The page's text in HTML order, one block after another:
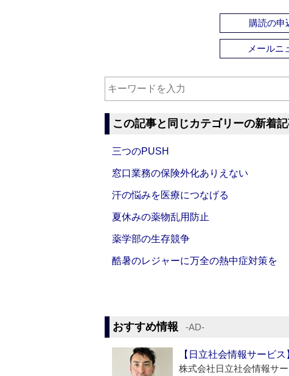
購読の申
メールニ
この記事と同じカテゴリーの新着
三つのPUSH
窓口業務の保険外化ありえない
汗の悩みを医療につなげる
夏休みの薬物乱用防止
薬学部の生存競争
酷暑のレジャーに万全の熱中症対策を
おすすめ情報 ‐AD‐
【日立社会情報サービ
株式会社日立社会情報サ